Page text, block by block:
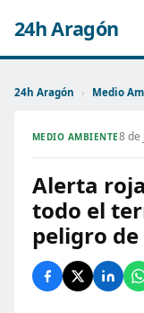
24h Aragón
24h Aragón › Medio
MEDIO AMBIENTE8 de
Alerta
todo el
peligro